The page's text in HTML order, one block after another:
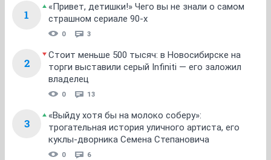
1
«Привет, детишки!» Чего вы не знали о самом
страшном сериале 90-х
0 3
2
Стоит меньше 500 тысяч: в Новосибирске на
торги выставили серый Infiniti — его заложил
владелец
0 13
3
«Выйду хотя бы на молоко соберу»:
трогательная история уличного артиста, его
куклы-дворника Семена Степановича
0 6